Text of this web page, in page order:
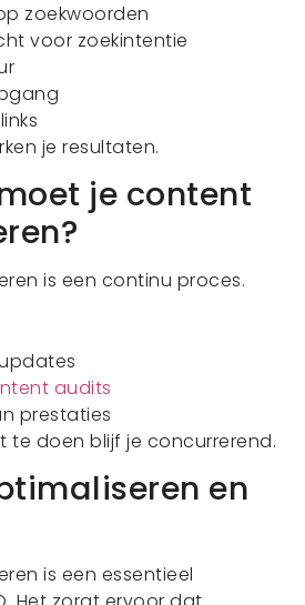
zoekwoorden
voor zoekintentie
je resultaten.
je content
is een continu proces.
audits
prestaties
te doen blijf je concurrerend.
en
is een essentieel